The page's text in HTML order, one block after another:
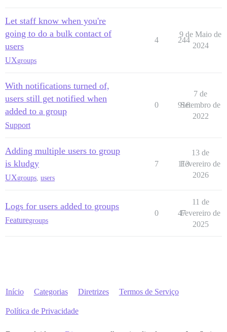
Let staff know when you're
going to do a bulk contact of
users
UXgroups
4 244
9 de Maio de
2024
With notifications turned of,
users still get notified when
added to a group
Support
0 916
7 de
Setembro de
2022
Adding multiple users to group
is kludgy
UXgroups users
7 113
13 de
Fevereiro de
2026
Logs for users added to groups
Featuregroups
0 47
11 de
Fevereiro de
2025
Início Categorias Diretrizes Termos de Serviço
Política de Privacidade